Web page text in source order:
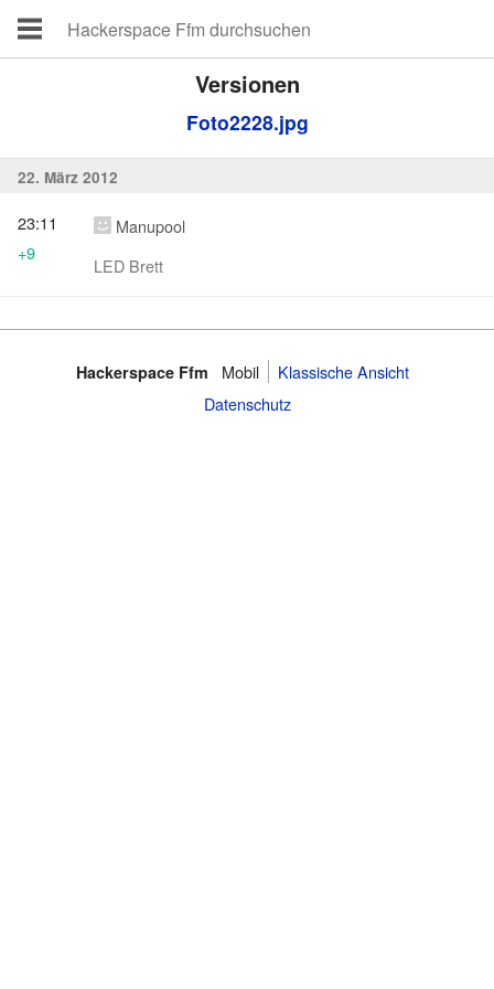
Versionen
Foto2228.jpg
22. März 2012
Manupool
LED Brett
23:11
+9
Hackerspace Ffm Mobil
Klassische Ansicht
Datenschutz